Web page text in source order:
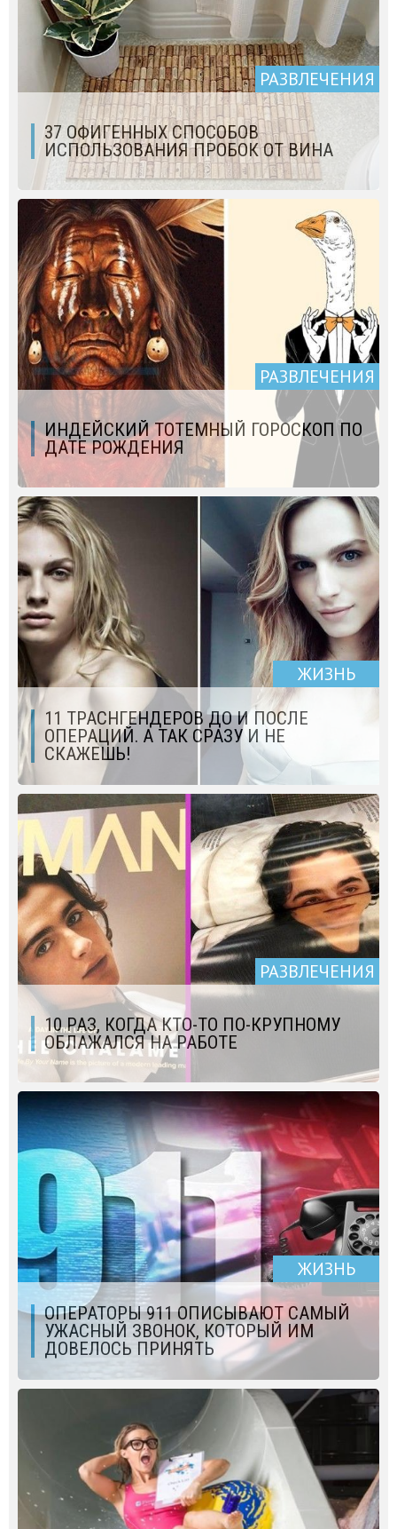
РАЗВЛЕЧЕНИЯ
37 ОФИГЕННЫХ СПОСОБОВ
ИСПОЛЬЗОВАНИЯ ПРОБОК ОТ ВИНА
РАЗВЛЕЧЕНИЯ
ИНДЕЙСКИЙ ТОТЕМНЫЙ ГОРОСКОП ПО
ДАТЕ РОЖДЕНИЯ
ЖИЗНЬ
11 ТРАСНГЕНДЕРОВ ДО И ПОСЛЕ
ОПЕРАЦИЙ. А ТАК СРАЗУ И НЕ
СКАЖЕШЬ!
РАЗВЛЕЧЕНИЯ
10 РАЗ, КОГДА КТО-ТО ПО-КРУПНОМУ
ОБЛАЖАЛСЯ НА РАБОТЕ
ЖИЗНЬ
ОПЕРАТОРЫ 911 ОПИСЫВАЮТ САМЫЙ
УЖАСНЫЙ ЗВОНОК, КОТОРЫЙ ИМ
ДОВЕЛОСЬ ПРИНЯТЬ